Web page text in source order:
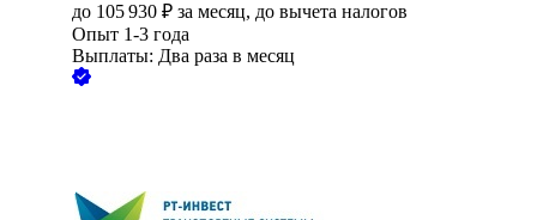
до 105 930 ₽ за месяц, до вычета налогов
Опыт 1-3 года
Выплаты: Два раза в месяц